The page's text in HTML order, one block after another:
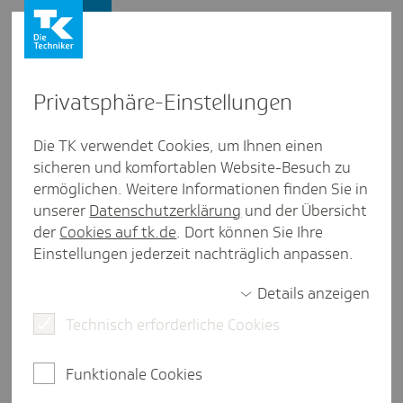
TK-Chef Baas zur Pfle­ge­re­form:
"Die Pfle­ge­ver­si­che­rung
braucht eine faire Lasten­ver­tei­
Pres­se­mit­tei­lung
Presse und Politik Pflegepolitik
Hamburg, 4. Juni 2026.
gewordenen Referentenentwurf zur Neuordnung
Privat­sphäre-Einstel­lungen
Die TK verwendet Cookies, um Ihnen einen
sicheren und komfortablen Website-Besuch zu
ermöglichen. Weitere Informationen finden Sie in
unserer Datenschutzerklärung und der Übersicht
der Cookies auf tk.de. Dort können Sie Ihre
Einstellungen jederzeit nachträglich anpassen.
Details anzeigen
Technisch erforderliche Cookies
Funktionale Cookies